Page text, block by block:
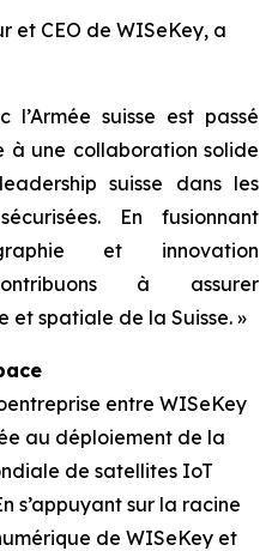
et CEO de WISeKey, a
suisse est passé
à une collaboration solide
suisse dans les
En fusionnant
et innovation
à assurer
et spatiale de la Suisse. »
entre WISeKey
au déploiement de la
de satellites IoT
s’appuyant sur la racine
de WISeKey et